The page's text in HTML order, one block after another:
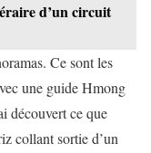
d’un circuit
Ce sont les
une guide Hmong
découvert ce que
collant sortie d’un